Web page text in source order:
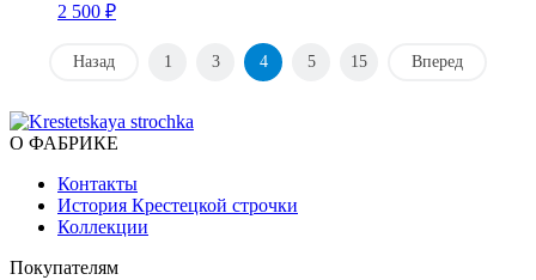
2 500 ₽
Назад 1 3 4 5 15 Вперед
О ФАБРИКЕ
Контакты
История Крестецкой строчки
Коллекции
Покупателям